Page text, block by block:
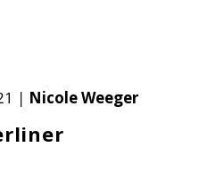
| Nicole Weeger